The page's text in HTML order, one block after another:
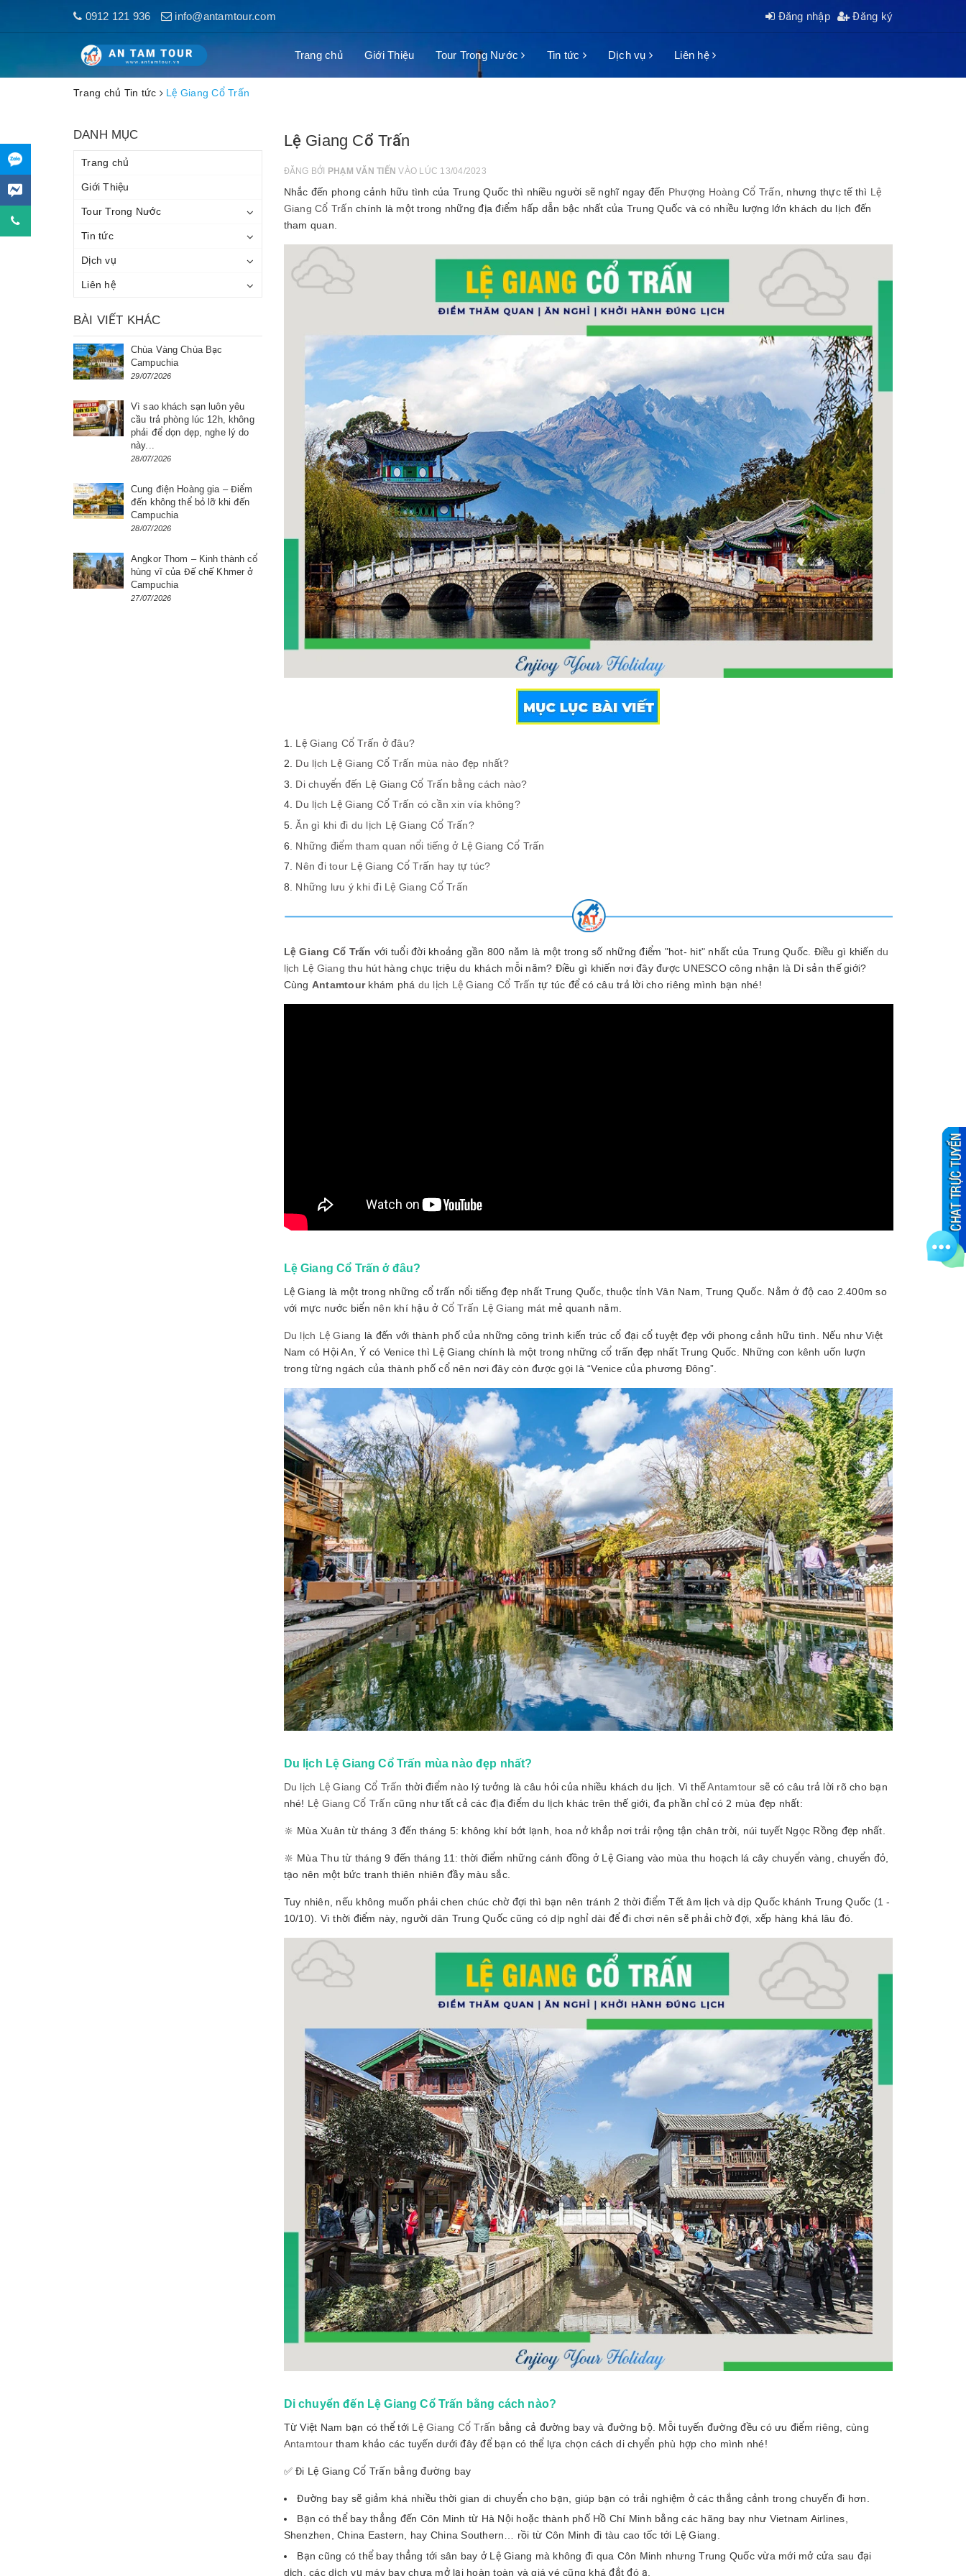
0912 121 936 info@antamtour.com Đăng nhập Đăng ký
Trang chủ Giới Thiệu Tour Trong Nước Tin tức Dịch vụ Liên hệ
Trang chủ Tin tức Lệ Giang Cổ Trấn
Lệ Giang Cổ Trấn
ĐĂNG BỞI PHẠM VĂN TIẾN VÀO LÚC 13/04/2023
Nhắc đến phong cảnh hữu tình của Trung Quốc thì nhiều người sẽ nghĩ ngay đến Phượng Hoàng Cổ Trấn , nhưng thực tế thì Lệ
Giang Cổ Trấn chính là một trong những địa điểm hấp dẫn bậc nhất của Trung Quốc và có nhiều lượng lớn khách du lịch đến
tham quan.
Lệ Giang Cổ Trấn ở đâu?
Du lịch Lệ Giang Cổ Trấn mùa nào đẹp nhất?
Di chuyển đến Lệ Giang Cổ Trấn bằng cách nào?
Du lịch Lệ Giang Cổ Trấn có cần xin vía không?
Ăn gì khi đi du lịch Lệ Giang Cổ Trấn?
Những điểm tham quan nổi tiếng ở Lệ Giang Cổ Trấn
Nên đi tour Lệ Giang Cổ Trấn hay tự túc?
Những lưu ý khi đi Lệ Giang Cổ Trấn
Lệ Giang Cổ Trấn với tuổi đời khoảng gần 800 năm là một trong số những điểm "hot- hit" nhất của Trung Quốc. Điều gì khiến du
lịch Lệ Giang thu hút hàng chục triệu du khách mỗi năm? Điều gì khiến nơi đây được UNESCO công nhận là Di sản thế giới?
Cùng Antamtourkhám phá du lịch Lệ Giang Cổ Trấn tự túc để có câu trả lời cho riêng mình bạn nhé!
Lệ Giang Cổ Trấn ở đâu?
Lệ Giang là một trong những cổ trấn nổi tiếng đẹp nhất Trung Quốc, thuộc tỉnh Vân Nam, Trung Quốc. Nằm ở độ cao 2.400m so
với mực nước biển nên khí hậu ở Cổ Trấn Lệ Giang mát mẻ quanh năm.
Du lịch Lệ Giang là đến với thành phố của những công trình kiến trúc cổ đại cổ tuyệt đẹp với phong cảnh hữu tình. Nếu như Việt
Nam có Hội An, Ý có Venice thì Lệ Giang chính là một trong những cổ trấn đẹp nhất Trung Quốc. Những con kênh uốn lượn
trong từng ngách của thành phố cổ nên nơi đây còn được gọi là “Venice của phương Đông”.
Du lịch Lệ Giang Cổ Trấn mùa nào đẹp nhất?
Du lịch Lệ Giang Cổ Trấn thời điểm nào lý tưởng là câu hỏi của nhiều khách du lịch. Vì thếAntamtour sẽ có câu trả lời rõ cho bạn
nhé! Lệ Giang Cổ Trấn cũng như tất cả các địa điểm du lịch khác trên thế giới, đa phần chỉ có 2 mùa đẹp nhất:
🔆 Mùa Xuân từ tháng 3 đến tháng 5: không khí bớt lạnh, hoa nở khắp nơi trải rộng tận chân trời, núi tuyết Ngọc Rồng đẹp nhất.
🔆 Mùa Thu từ tháng 9 đến tháng 11: thời điểm những cánh đồng ở Lệ Giang vào mùa thu hoạch lá cây chuyển vàng, chuyển đỏ,
tạo nên một bức tranh thiên nhiên đầy màu sắc.
Tuy nhiên, nếu không muốn phải chen chúc chờ đợi thì bạn nên tránh 2 thời điểm Tết âm lịch và dịp Quốc khánh Trung Quốc (1 -
10/10). Vì thời điểm này, người dân Trung Quốc cũng có dịp nghỉ dài để đi chơi nên sẽ phải chờ đợi, xếp hàng khá lâu đó.
Di chuyển đến Lệ Giang Cổ Trấn bằng cách nào?
Từ Việt Nam bạn có thể tới Lệ Giang Cổ Trấn bằng cả đường bay và đường bộ. Mỗi tuyến đường đều có ưu điểm riêng, cùng
Antamtourtham khảo các tuyến dưới đây để bạn có thể lựa chọn cách di chyển phù hợp cho mình nhé!
✅ Đi Lệ Giang Cổ Trấn bằng đường bay
Đường bay sẽ giảm khá nhiều thời gian di chuyển cho bạn, giúp bạn có trải nghiệm ở các thắng cảnh trong chuyến đi hơn.
Bạn có thể bay thẳng đến Côn Minh từ Hà Nội hoặc thành phố Hồ Chí Minh bằng các hãng bay như Vietnam Airlines,
Shenzhen, China Eastern, hay China Southern… rồi từ Côn Minh đi tàu cao tốc tới Lệ Giang.
Bạn cũng có thể bay thẳng tới sân bay ở Lệ Giang mà không đi qua Côn Minh nhưng Trung Quốc vừa mới mở cửa sau đại
dịch, các dịch vụ máy bay chưa mở lại hoàn toàn và giá vé cũng khá đắt đó ạ.
DANH MỤC
Trang chủ
Giới Thiệu
Tour Trong Nước
Tin tức
Dịch vụ
Liên hệ
BÀI VIẾT KHÁC
Chùa Vàng Chùa Bạc
Campuchia
29/07/2026
Vì sao khách sạn luôn yêu
cầu trả phòng lúc 12h, không
phải để dọn dẹp, nghe lý do
này...
28/07/2026
Cung điện Hoàng gia – Điểm
đến không thể bỏ lỡ khi đến
Campuchia
28/07/2026
Angkor Thom – Kinh thành cổ
hùng vĩ của Đế chế Khmer ở
Campuchia
27/07/2026